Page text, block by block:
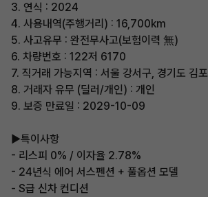
3. 연식 : 2024
4. 사용내역(주행거리) : 16,700km
5. 사고유무 : 완전무사고(보험이력 無)
6. 차량번호 : 122저 6170
7. 직거래 가능지역 : 서울 강서구, 경기도 김포
8. 거래자 유무 (딜러/개인) : 개인
9. 보증 만료일 : 2029-10-09
▶특이사항
- 리스피 0% / 이자율 2.78%
- 24년식 에어 서스펜션 + 풀옵션 모델
- S급 신차 컨디션